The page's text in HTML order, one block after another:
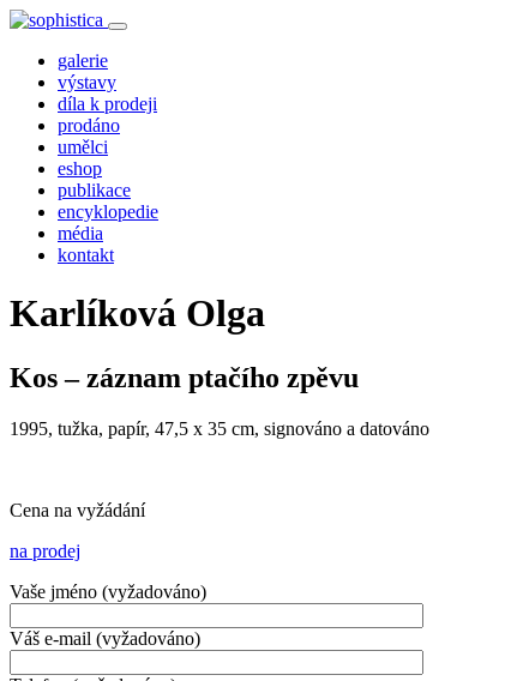
galerie
výstavy
díla k prodeji
prodáno
umělci
eshop
publikace
encyklopedie
média
kontakt
Karlíková Olga
Kos – záznam ptačího zpěvu
1995, tužka, papír, 47,5 x 35 cm, signováno a datováno
Cena na vyžádání
na prodej
Vaše jméno (vyžadováno)
Váš e-mail (vyžadováno)